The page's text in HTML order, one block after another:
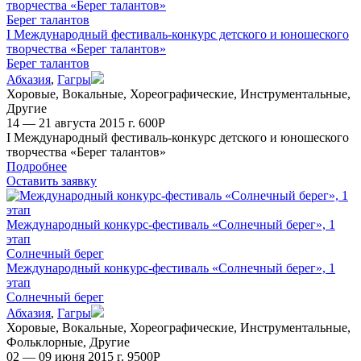
творчества «Берег талантов»
Берег талантов
I Международный фестиваль-конкурс детского и юношеского
творчества «Берег талантов»
Берег талантов
Абхазия, Гагры
Хоровые, Вокальные, Хореографические, Инструментальные,
Другие
14 — 21 августа 2015 г. 600Р
I Международный фестиваль-конкурс детского и юношеского
творчества «Берег талантов»
Подробнее
Оставить заявку
Международный конкурс-фестиваль «Солнечный берег», 1
этап
Солнечный берег
Международный конкурс-фестиваль «Солнечный берег», 1
этап
Солнечный берег
Абхазия, Гагры
Хоровые, Вокальные, Хореографические, Инструментальные,
Фольклорные, Другие
02 — 09 июня 2015 г. 9500Р